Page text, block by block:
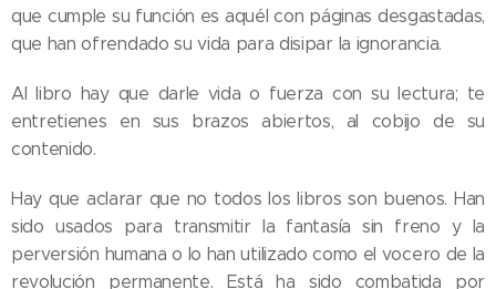
que cumple su función es aquél con páginas desgastadas,
que han ofrendado su vida para disipar la ignorancia.
Al libro hay que darle vida o fuerza con su lectura; te
entretienes en sus brazos abiertos, al cobijo de su
contenido.
Hay que aclarar que no todos los libros son buenos. Han
sido usados para transmitir la fantasía sin freno y la
perversión humana o lo han utilizado como el vocero de la
revolución permanente. Está ha sido combatida por